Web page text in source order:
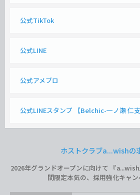
公式TikTok
公式LINE
公式アメブロ
公式LINEスタンプ 【Belchic-一ノ瀬 仁支
ホストクラブa...wishの
2026年グランドオープンに向けて 『
間限定本気の、採用強化キャン